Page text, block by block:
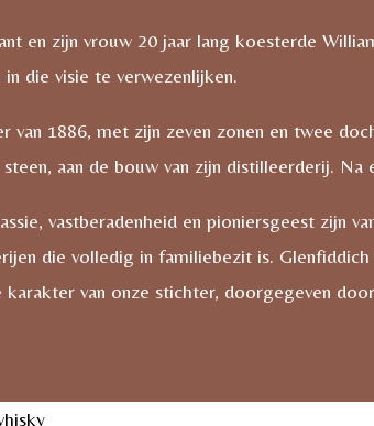
en zijn vrouw 20 jaar lang koesterde
die visie te verwezenlijken.
van 1886, met zijn zeven zonen en twee
aan de bouw van zijn distilleerderij.
vastberadenheid en pioniersgeest zijn
die volledig in familiebezit is.
karakter van onze stichter, doorgegeven